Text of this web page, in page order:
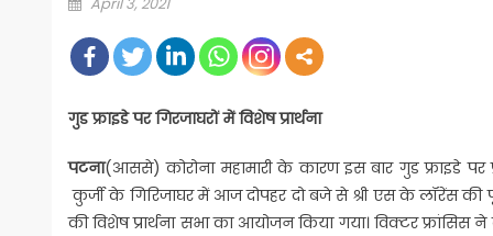
गुड फ्राइडे पर गिरजाघरों में विशेष प्रार्थना
पटना(आससे) कोरोना महामारी के कारण इस बार गुड फ्राइडे पर
कुर्जी के गिरिजाघर में आज दोपहर दो बजे से श्री एस के लॉरेंस
की विशेष प्रार्थना सभा का आयोजन किया गया। विक्टर